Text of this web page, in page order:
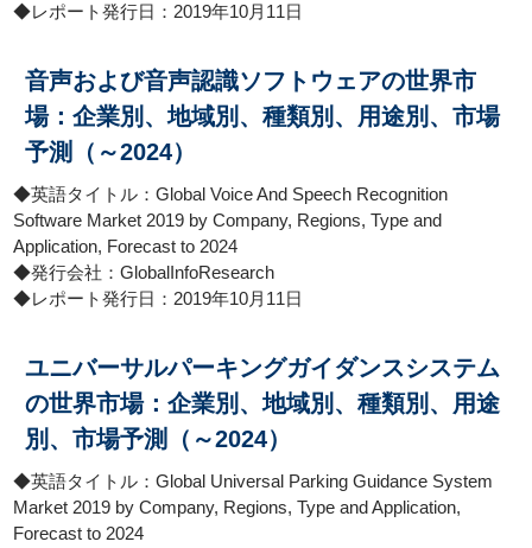
◆レポート発行日：2019年10月11日
音声および音声認識ソフトウェアの世界市
場：企業別、地域別、種類別、用途別、市場
予測（～2024）
◆英語タイトル：Global Voice And Speech Recognition
Software Market 2019 by Company, Regions, Type and
Application, Forecast to 2024
◆発行会社：GlobalInfoResearch
◆レポート発行日：2019年10月11日
ユニバーサルパーキングガイダンスシステム
の世界市場：企業別、地域別、種類別、用途
別、市場予測（～2024）
◆英語タイトル：Global Universal Parking Guidance System
Market 2019 by Company, Regions, Type and Application,
Forecast to 2024